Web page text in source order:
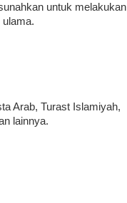
untuk melakukan
Arab, Turast Islamiyah,
lainnya.